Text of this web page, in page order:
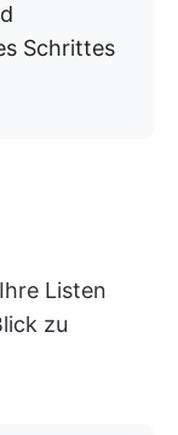
Schrittes
Listen
zu